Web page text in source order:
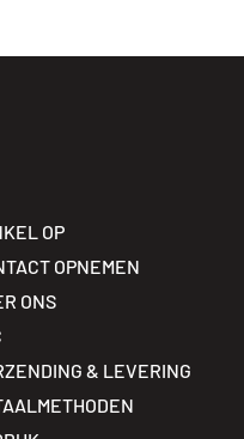
OP
OPNEMEN
ONS
& LEVERING